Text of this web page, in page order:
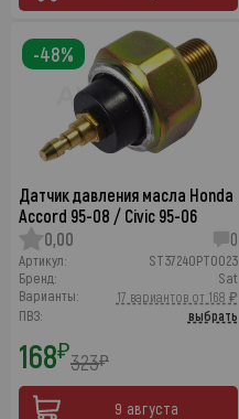
Датчик давления масла Honda
Accord 95-08 / Civic 95-06
0,00
0
Артикул:
ST37240PT0023
Бренд:
Sat
Варианты:
17 вариантов от 168 ₽
ПВЗ:
выбрать
168₽323₽
9 августа
-48%